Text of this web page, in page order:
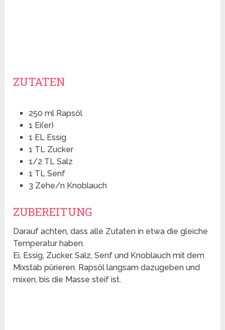
ZUTATEN
250 ml Rapsöl
1 Ei(er)
1 EL Essig
1 TL Zucker
1/2 TL Salz
1 TL Senf
3 Zehe/n Knoblauch
ZUBEREITUNG
Darauf achten, dass alle Zutaten in etwa die gleiche
Temperatur haben.
Ei, Essig, Zucker, Salz, Senf und Knoblauch mit dem
Mixstab pürieren. Rapsöl langsam dazugeben und
mixen, bis die Masse steif ist.